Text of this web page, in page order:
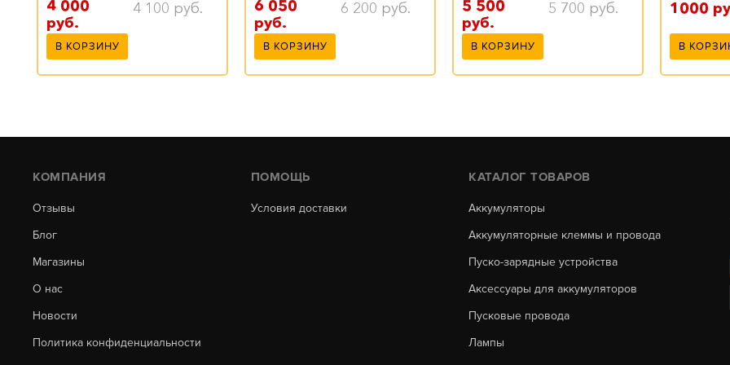
4 000
руб.
4 100 руб.
В КОРЗИНУ
6 050
руб.
6 200 руб.
В КОРЗИНУ
5 500
руб.
5 700 руб.
В КОРЗИНУ
1000
В
КОМПАНИЯ
Отзывы
Блог
Магазины
О нас
Новости
Политика конфиденциальности
ПОМОЩЬ
Условия доставки
КАТАЛОГ ТОВАРОВ
Аккумуляторы
Аккумуляторные клеммы и провода
Пуско-зарядные устройства
Аксессуары для аккумуляторов
Пусковые провода
Лампы